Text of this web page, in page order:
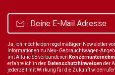
Ja, ich möchte den regelmäßigen Newsletter
Informationen zu Neu- Gebrauchtwagen-
mit Allane SE verbundenen
erfahre ich in den Datenschutzhinweisender
jederzeit mit Wirkung für die Zukunft widerrufen.